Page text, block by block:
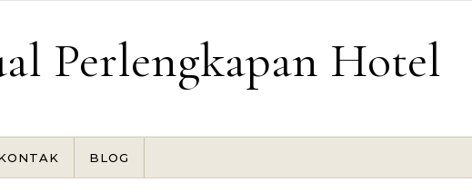
Perlengkapan Hotel
BLOG